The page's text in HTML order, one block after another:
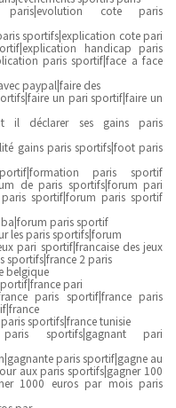
paris|evolution cote paris
sportifs|explication cote pari
handicap paris
paris sportif|face a face
paypal|faire des
un pari sportif|faire un
il déclarer ses gains paris
gains paris sportifs|foot paris
paris sportif
de paris sportifs|forum pari
sportif|forum paris sportif
paris sportif
les paris sportifs|forum
pari sportif|francaise des jeux
sportifs|france 2 paris
belgique
pari
paris sportif|france paris
sportifs|france tunisie
sportifs|gagnant pari
paris sportif|gagne au
aux paris sportifs|gagner 100
1000 euros par mois paris